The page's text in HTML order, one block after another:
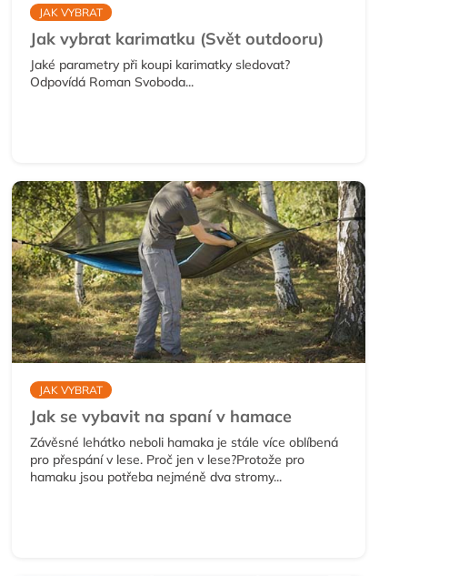
JAK VYBRAT
Jak vybrat karimatku (Svět outdooru)
Jaké parametry při koupi karimatky sledovat?
Odpovídá Roman Svoboda...
JAK VYBRAT
Jak se vybavit na spaní v hamace
Závěsné lehátko neboli hamaka je stále více oblíbená
pro přespání v lese. Proč jen v lese?Protože pro
hamaku jsou potřeba nejméně dva stromy...